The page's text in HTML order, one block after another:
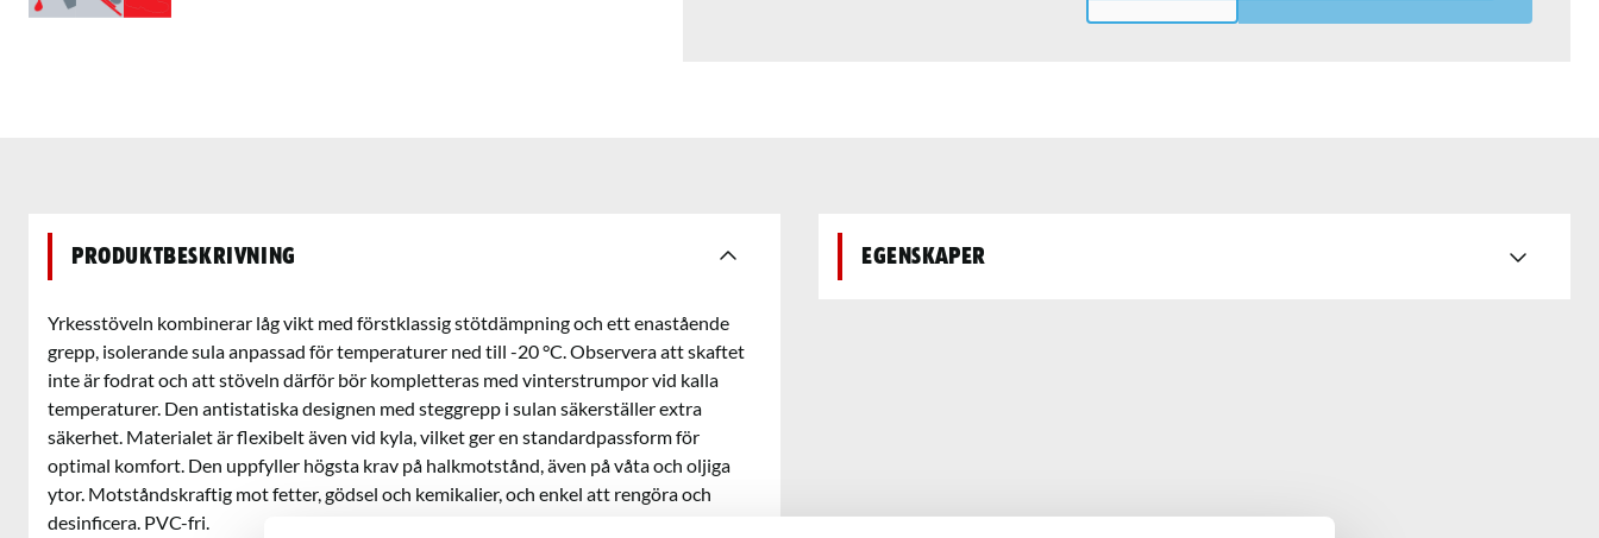
Produktbeskrivning
Yrkesstöveln kombinerar låg vikt med förstklassig stötdämpning och ett enastående
grepp, isolerande sula anpassad för temperaturer ned till -20 °C. Observera att skaftet
inte är fodrat och att stöveln därför bör kompletteras med vinterstrumpor vid kalla
temperaturer. Den antistatiska designen med steggrepp i sulan säkerställer extra
säkerhet. Materialet är flexibelt även vid kyla, vilket ger en standardpassform för
optimal komfort. Den uppfyller högsta krav på halkmotstånd, även på våta och oljiga
ytor. Motståndskraftig mot fetter, gödsel och kemikalier, och enkel att rengöra och
Egenskaper